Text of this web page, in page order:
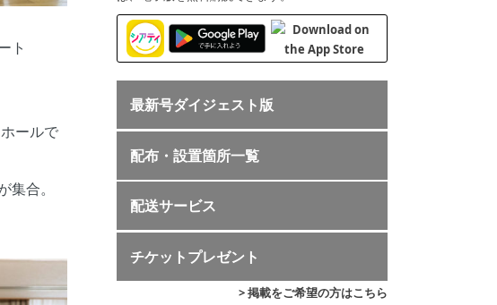
ト
ールで
集合。
最新号ダイジェスト版
配布・設置箇所一覧
配送サービス
チケットプレゼント
> 掲載をご希望の方はこちら